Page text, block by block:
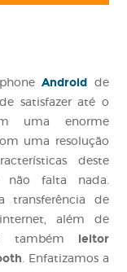
Android de
satisfazer até o
uma enorme
uma resolução
deste
não falta nada.
transferência de
além de
também leitor
. Enfatizamos a